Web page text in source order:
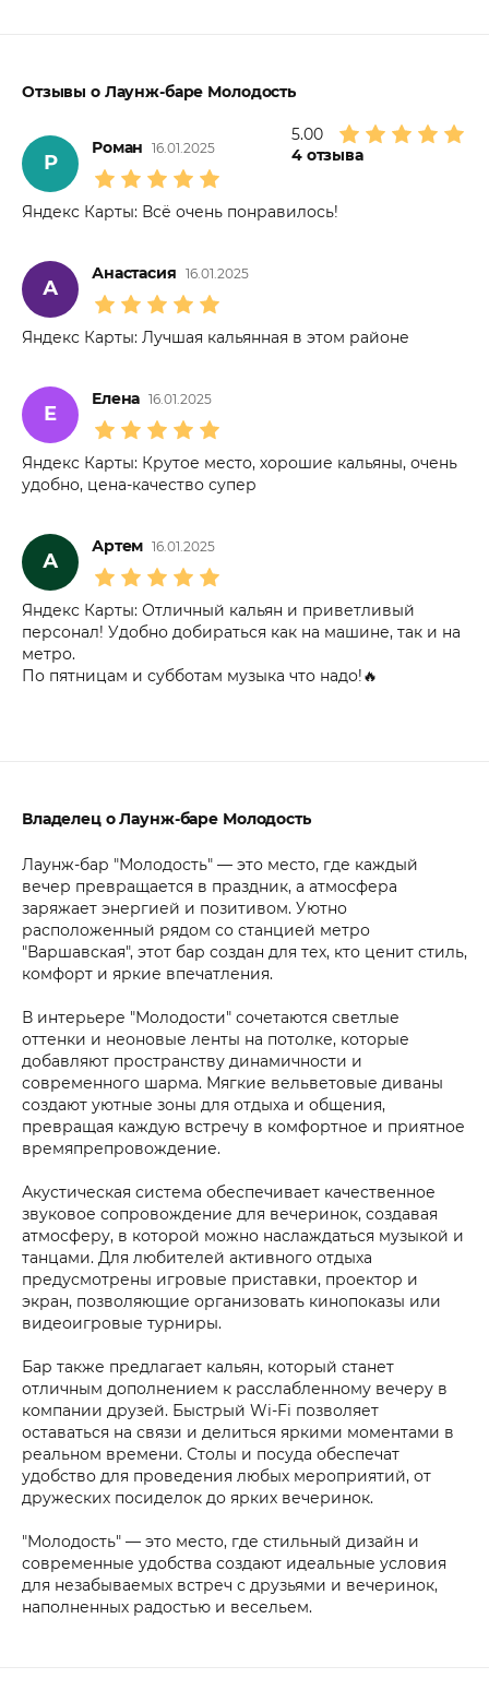
Отзывы о Лаунж-баре Молодость
5.00
4отзыва
Р
Роман 16.01.2025
Яндекс Карты: Всё очень понравилось!
А
Анастасия 16.01.2025
Яндекс Карты: Лучшая кальянная в этом районе
Е
Елена 16.01.2025
Яндекс Карты: Крутое место, хорошие кальяны, очень
удобно, цена-качество супер
А
Артем 16.01.2025
Яндекс Карты: Отличный кальян и приветливый
персонал! Удобно добираться как на машине, так и на
метро.
По пятницам и субботам музыка что надо!🔥
Владелец о Лаунж-баре Молодость
Лаунж-бар "Молодость" — это место, где каждый
вечер превращается в праздник, а атмосфера
заряжает энергией и позитивом. Уютно
расположенный рядом со станцией метро
"Варшавская", этот бар создан для тех, кто ценит стиль,
комфорт и яркие впечатления.
В интерьере "Молодости" сочетаются светлые
оттенки и неоновые ленты на потолке, которые
добавляют пространству динамичности и
современного шарма. Мягкие вельветовые диваны
создают уютные зоны для отдыха и общения,
превращая каждую встречу в комфортное и приятное
времяпрепровождение.
Акустическая система обеспечивает качественное
звуковое сопровождение для вечеринок, создавая
атмосферу, в которой можно наслаждаться музыкой и
танцами. Для любителей активного отдыха
предусмотрены игровые приставки, проектор и
экран, позволяющие организовать кинопоказы или
видеоигровые турниры.
Бар также предлагает кальян, который станет
отличным дополнением к расслабленному вечеру в
компании друзей. Быстрый Wi-Fi позволяет
оставаться на связи и делиться яркими моментами в
реальном времени. Столы и посуда обеспечат
удобство для проведения любых мероприятий, от
дружеских посиделок до ярких вечеринок.
"Молодость" — это место, где стильный дизайн и
современные удобства создают идеальные условия
для незабываемых встреч с друзьями и вечеринок,
наполненных радостью и весельем.